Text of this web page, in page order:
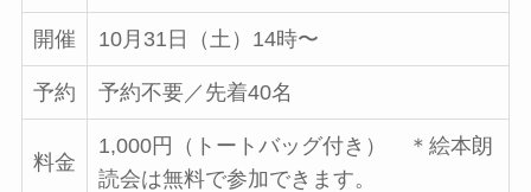
開催 10月31日（土）14時〜
予約 予約不要／先着40名
料金
1,000円（トートバッグ付き） ＊絵本朗
読会は無料で参加できます。